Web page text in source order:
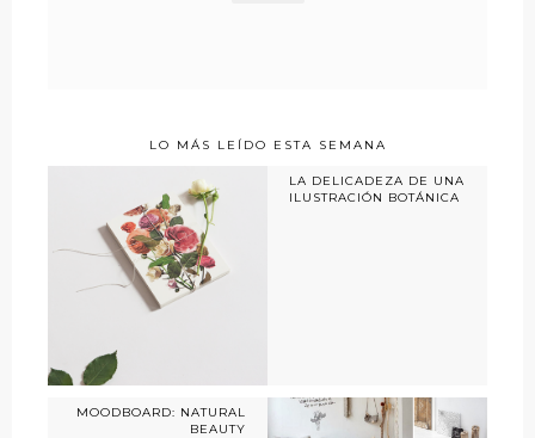
LO MÁS LEÍDO ESTA SEMANA
LA DELICADEZA DE UNA
ILUSTRACIÓN BOTÁNICA
MOODBOARD: NATURAL
BEAUTY